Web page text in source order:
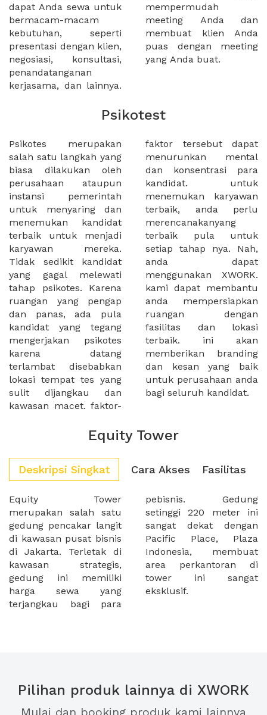
dapat Anda sewa untuk
bermacam-macam
kebutuhan, seperti
presentasi dengan klien,
negosiasi, konsultasi,
penandatanganan
kerjasama, dan lainnya.
mempermudah
meeting Anda dan
membuat klien Anda
puas dengan meeting
yang Anda buat.
Psikotest
Psikotes merupakan
salah satu langkah yang
biasa dilakukan oleh
perusahaan ataupun
instansi pemerintah
untuk menyaring dan
menemukan kandidat
terbaik untuk menjadi
karyawan mereka.
Tidak sedikit kandidat
yang gagal melewati
tahap psikotes. Karena
ruangan yang pengap
dan panas, ada pula
kandidat yang tegang
mengerjakan psikotes
karena datang
terlambat disebabkan
lokasi tempat tes yang
sulit dijangkau dan
kawasan macet. faktor-
faktor tersebut dapat
menurunkan mental
dan konsentrasi para
kandidat. untuk
menemukan karyawan
terbaik, anda perlu
merencanakanyang
terbaik pula untuk
setiap tahap nya. Nah,
anda dapat
menggunakan XWORK.
kami dapat membantu
anda mempersiapkan
ruangan dengan
fasilitas dan lokasi
terbaik. ini akan
memberikan branding
dan kesan yang baik
untuk perusahaan anda
bagi seluruh kandidat.
Equity Tower
Deskripsi Singkat Cara Akses Fasilitas
Equity Tower
merupakan salah satu
gedung pencakar langit
di kawasan pusat bisnis
di Jakarta. Terletak di
kawasan strategis,
gedung ini memiliki
harga sewa yang
terjangkau bagi para
pebisnis. Gedung
setinggi 220 meter ini
sangat dekat dengan
Pacific Place, Plaza
Indonesia, membuat
area perkantoran di
tower ini sangat
eksklusif.
Pilihan produk lainnya di XWORK
Mulai dan booking produk kami lainnya